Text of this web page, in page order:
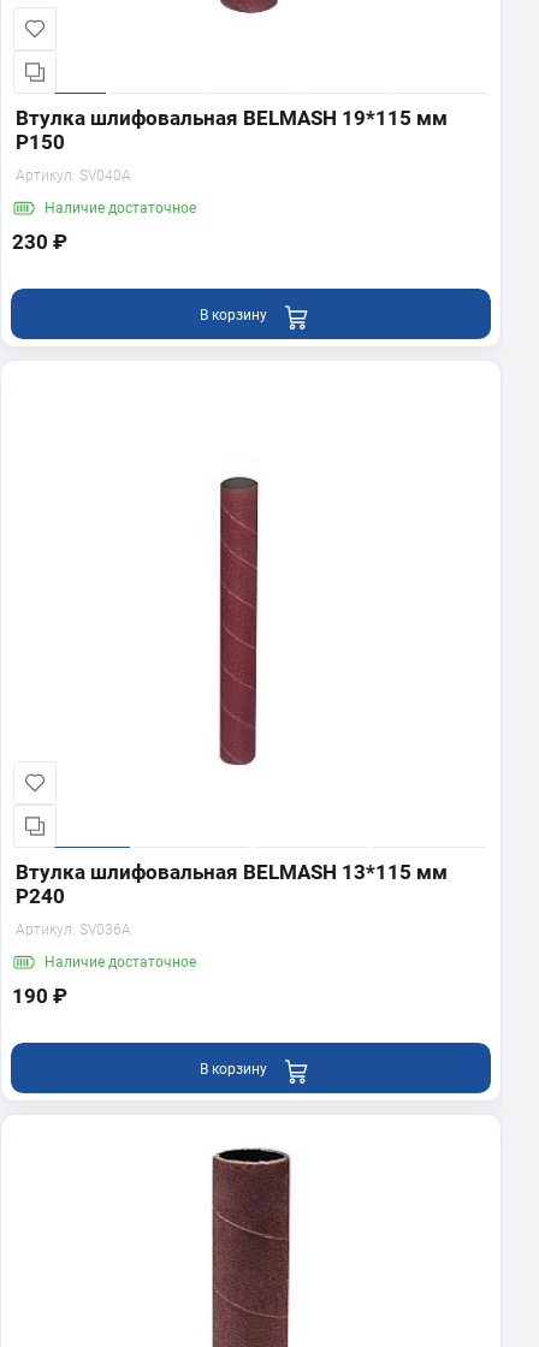
Втулка шлифовальная BELMASH 19*115 мм
P150
Артикул: SV040A
Наличие достаточное
230 ₽
В корзину
Втулка шлифовальная BELMASH 13*115 мм
P240
Артикул: SV036A
Наличие достаточное
190 ₽
В корзину